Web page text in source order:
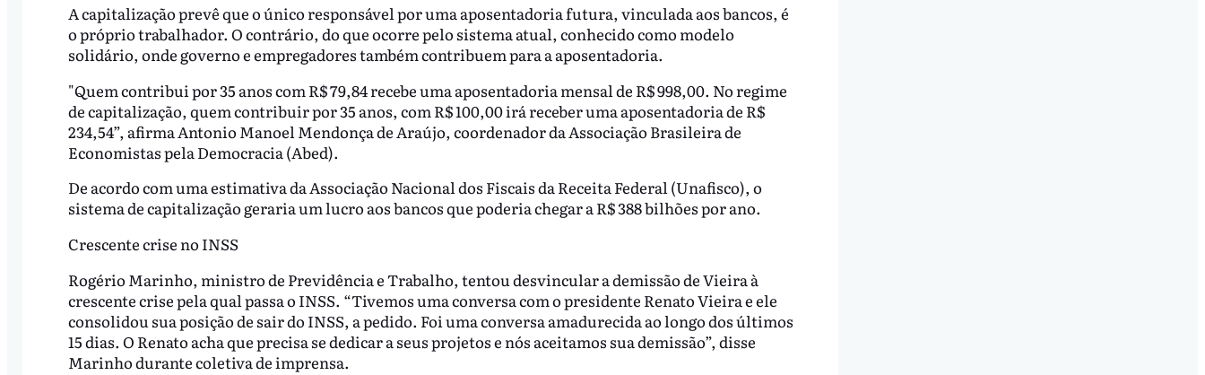
A capitalização prevê que o único responsável por uma aposentadoria futura, vinculada aos bancos, é
o próprio trabalhador. O contrário, do que ocorre pelo sistema atual, conhecido como modelo
solidário, onde governo e empregadores também contribuem para a aposentadoria.
"Quem contribui por 35 anos com R$ 79,84 recebe uma aposentadoria mensal de R$ 998,00. No regime
de capitalização, quem contribuir por 35 anos, com R$ 100,00 irá receber uma aposentadoria de R$
234,54”, afirma Antonio Manoel Mendonça de Araújo, coordenador da Associação Brasileira de
Economistas pela Democracia (Abed).
De acordo com uma estimativa da Associação Nacional dos Fiscais da Receita Federal (Unafisco), o
sistema de capitalização geraria um lucro aos bancos que poderia chegar a R$ 388 bilhões por ano.
Crescente crise no INSS
Rogério Marinho, ministro de Previdência e Trabalho, tentou desvincular a demissão de Vieira à
crescente crise pela qual passa o INSS. “Tivemos uma conversa com o presidente Renato Vieira e ele
consolidou sua posição de sair do INSS, a pedido. Foi uma conversa amadurecida ao longo dos últimos
15 dias. O Renato acha que precisa se dedicar a seus projetos e nós aceitamos sua demissão”, disse
Marinho durante coletiva de imprensa.